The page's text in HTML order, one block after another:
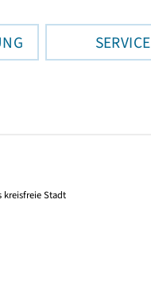
SERVICE
kreisfreie Stadt